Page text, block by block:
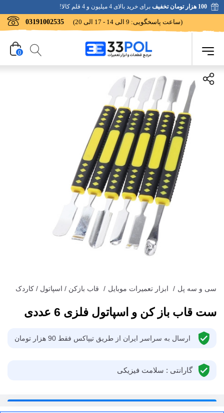
100 هزار تومان تخفیف برای خرید بالای 4 میلیون و 4 قلم کالا!
03191002535 (ساعت پاسخگویی: 9 الی 14 - 17 الی 20)
0
سی و سه پل / ابزار تعمیرات موبایل / قاب بازکن / اسپاتول / کاردک
ست قاب باز کن و اسپاتول فلزی 6 عددی
ارسال به سراسر ایران از طریق تیپاکس فقط 90 هزار تومان
گارانتی : سلامت فیزیکی